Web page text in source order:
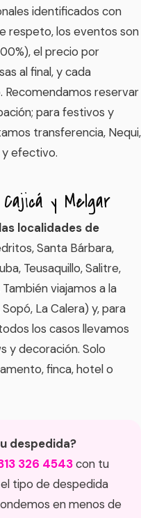
identificados con
respeto, los eventos son
el precio por
al final, y cada
Recomendamos reservar
para festivos y
transferencia, Nequi,
efectivo.
y Melgar
localidades de
Santa Bárbara,
Teusaquillo, Salitre,
viajamos a la
La Calera) y, para
los casos llevamos
y decoración. Solo
finca, hotel o
despedida?
326 4543con tu
tipo de despedida
en menos de